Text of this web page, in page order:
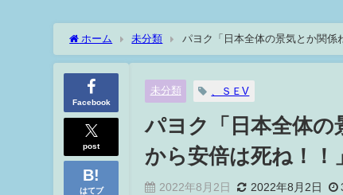
ホーム 未分類 パヨク「日本全体の景気とか関係
Facebook
post
はてブ
未分類 、ＳＥV
パヨク「日本全体
から安倍は死ね！！
2022年8月2日 2022年8月2日